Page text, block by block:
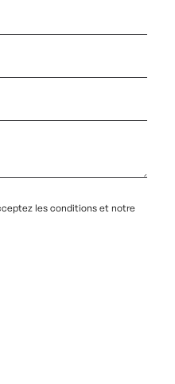
les conditions et notre